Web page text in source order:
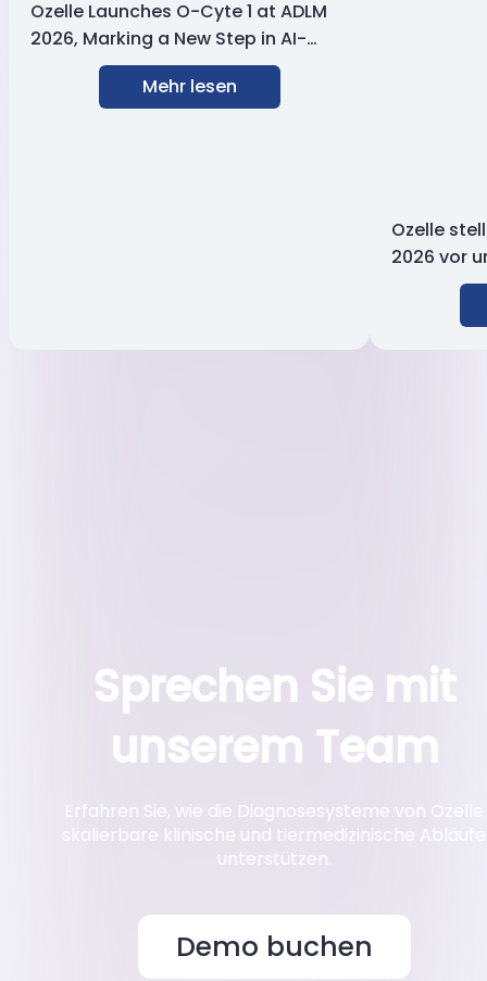
Ozelle Launches O-Cyte 1 at ADLM
2026, Marking a New Step in AI-
Powered Hematology
Mehr lesen
Ozelle
2026 vor
Sprechen Sie mit
unserem Team
Erfahren Sie, wie die Diagnosesysteme von Ozelle
skalierbare klinische und tiermedizinische Abläufe
unterstützen.
Demo buchen